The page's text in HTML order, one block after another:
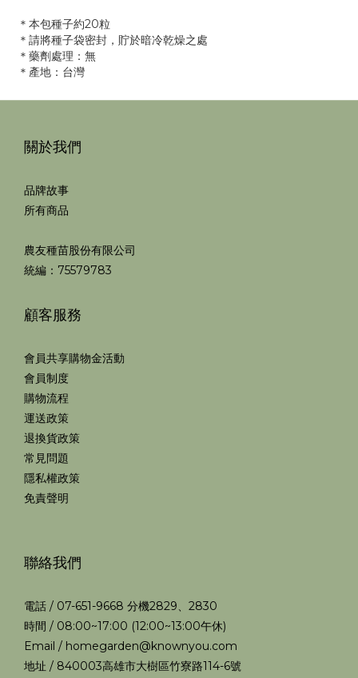
＊本包種子約20粒
＊請將種子袋密封，貯於暗冷乾燥之處
＊藥劑處理：無
＊產地：台灣
關於我們
品牌故事
所有商品
農友種苗股份有限公司
統編：75579783
顧客服務
會員共享購物金活動
會員制度
購物流程
運送政策
退換貨政策
常見問題
隱私權政策
免責聲明
聯絡我們
電話 / 07-651-9668 分機2829、2830
時間 / 08:00~17:00 (12:00~13:00午休)
Email / homegarden@knownyou.com
地址 / 840003高雄市大樹區竹寮路114-6號